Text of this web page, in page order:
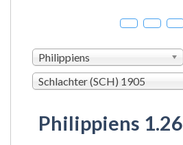
Philippiens
Schlachter (SCH) 1905
Philippiens 1.26